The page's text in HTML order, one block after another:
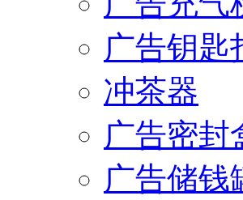
广告钥匙
冲茶器
广告密封
广告储钱